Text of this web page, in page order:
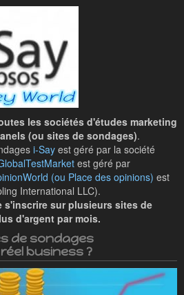
les sociétés d'études marketing
(ou sites de sondages).
i-Say est géré par la société
est géré par
(ou Place des opinions) est
International LLC).
s'inscrire sur plusieurs sites de
d'argent par mois.
de sondages
business ?